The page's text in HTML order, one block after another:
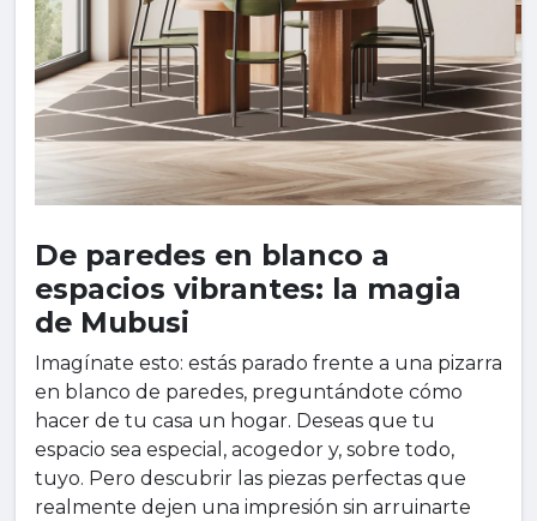
De paredes en blanco a
espacios vibrantes: la magia
de Mubusi
Imagínate esto: estás parado frente a una pizarra
en blanco de paredes, preguntándote cómo
hacer de tu casa un hogar. Deseas que tu
espacio sea especial, acogedor y, sobre todo,
tuyo. Pero descubrir las piezas perfectas que
realmente dejen una impresión sin arruinarte